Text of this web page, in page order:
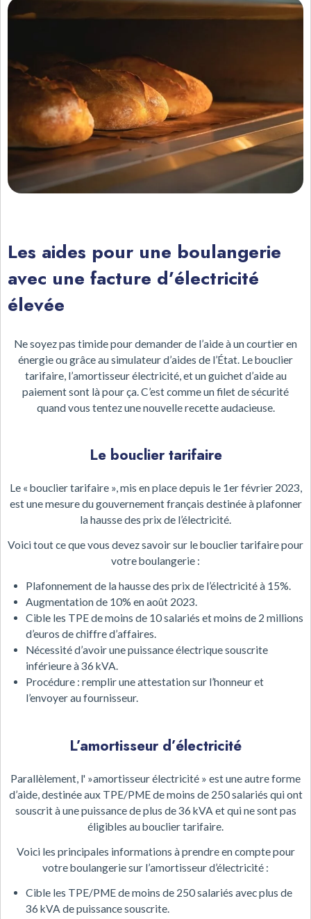
Les aides pour une boulangerie
avec une facture d’électricité
élevée
Ne soyez pas timide pour demander de l’aide à un courtier en
énergie ou grâce au simulateur d’aides de l’État. Le bouclier
tarifaire, l’amortisseur électricité, et un guichet d’aide au
paiement sont là pour ça. C’est comme un filet de sécurité
quand vous tentez une nouvelle recette audacieuse.
Le bouclier tarifaire
Le « bouclier tarifaire », mis en place depuis le 1er février 2023,
est une mesure du gouvernement français destinée à plafonner
la hausse des prix de l’électricité.
Voici tout ce que vous devez savoir sur le bouclier tarifaire pour
votre boulangerie :
Plafonnement de la hausse des prix de l’électricité à 15%.
Augmentation de 10% en août 2023.
Cible les TPE de moins de 10 salariés et moins de 2 millions
d’euros de chiffre d’affaires.
Nécessité d’avoir une puissance électrique souscrite
inférieure à 36 kVA.
Procédure : remplir une attestation sur l’honneur et
l’envoyer au fournisseur.
L’amortisseur d’électricité
Parallèlement, l' »amortisseur électricité » est une autre forme
d’aide, destinée aux TPE/PME de moins de 250 salariés qui ont
souscrit à une puissance de plus de 36 kVA et qui ne sont pas
éligibles au bouclier tarifaire.
Voici les principales informations à prendre en compte pour
votre boulangerie sur l’amortisseur d’électricité :
Cible les TPE/PME de moins de 250 salariés avec plus de
36 kVA de puissance souscrite.